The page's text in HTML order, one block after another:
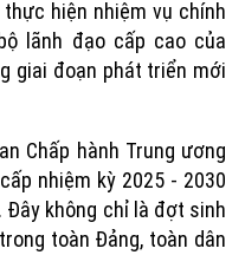
hiện nhiệm vụ chính
lãnh đạo cấp cao của
giai đoạn phát triển mới
Chấp hành Trung ương
nhiệm kỳ 2025 - 2030
không chỉ là đợt sinh
toàn Đảng, toàn dân